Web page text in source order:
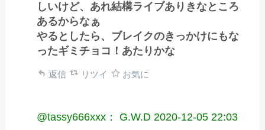
しいけど、あれ結構ライブありきなところ
あるからなぁ
やるとしたら、ブレイクのきっかけにもな
ったギミチョコ！あたりかな
返信 リツイ お気に
@tassy666xxx： G.W.D 2020-12-05 22:03